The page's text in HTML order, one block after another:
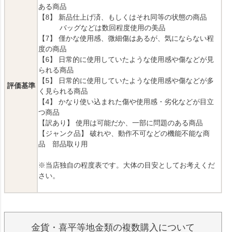
評価基準
ある商品
【8】 新品仕上げ済、もしくはそれ同等の状態の商品
バッグなどは数回程度使用の美品
【7】 僅かな使用感、微細傷はあるが、気にならない程
度の商品
【6】 日常的に使用していたような使用感や傷などが見
られる商品
【5】 日常的に使用していたような使用感や傷などが多
く見られる商品
【4】 かなり使い込まれた傷や使用感・劣化などが目立
つ商品
【訳あり】 使用は可能だか、一部に問題のある商品
【ジャンク品】 破れや、動作不可などの機能不能な商
品 部品取り用
※当店独自の程度表です。大体の目安としてお考えくだ
さい。
金貨・喜平等地金類の複数購入について